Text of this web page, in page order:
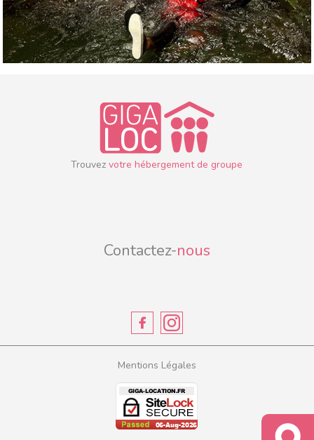
Trouvez votre hébergement de groupe
Contactez-nous
Mentions Légales